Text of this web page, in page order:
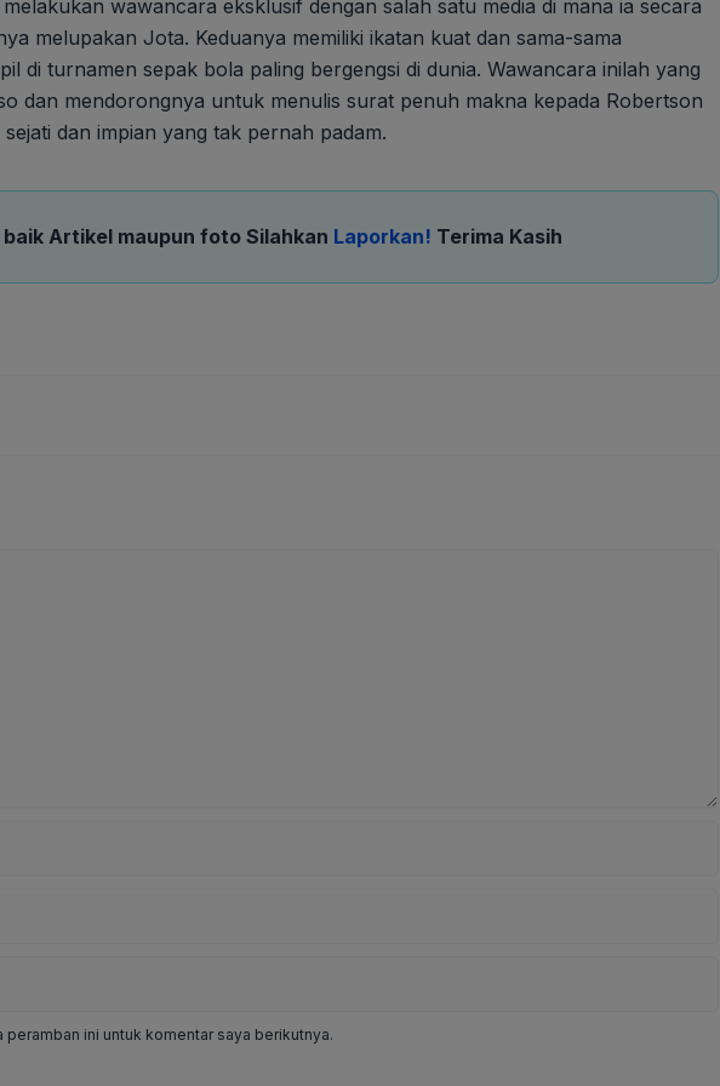
wawancara eksklusif dengan salah satu media di mana ia secara
melupakan Jota. Keduanya memiliki ikatan kuat dan sama-sama
di turnamen sepak bola paling bergengsi di dunia. Wawancara inilah yang
dan mendorongnya untuk menulis surat penuh makna kepada Robertson
dan impian yang tak pernah padam.
Artikel maupun foto Silahkan Laporkan! Terima Kasih
ini untuk komentar saya berikutnya.